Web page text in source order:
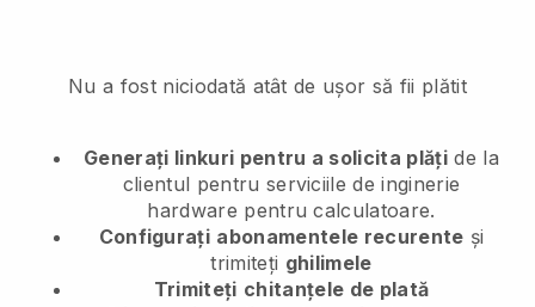
Nu a fost niciodată atât de ușor să fii plătit
Generați linkuri pentru a solicita plățide la
clientul pentru serviciile de inginerie
hardware pentru calculatoare.
Configurați abonamentele recurente și
trimiteți ghilimele
Trimiteți chitanțele de plată